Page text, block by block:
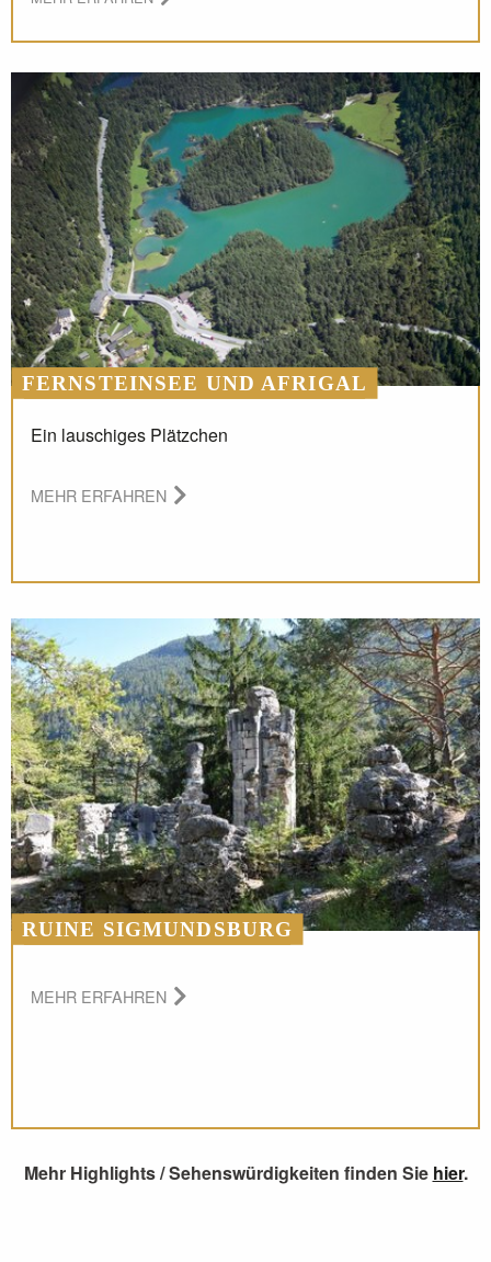
FERNSTEINSEE UND AFRIGAL
Ein lauschiges Plätzchen
MEHR ERFAHREN
RUINE SIGMUNDSBURG
MEHR ERFAHREN
Mehr Highlights / Sehenswürdigkeiten finden Sie hier.